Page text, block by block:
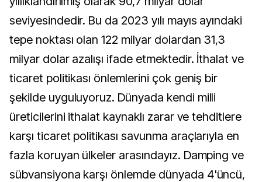
seviyesindedir. Bu da 2023 yılı mayıs ayındaki
tepe noktası olan 122 milyar dolardan 31,3
milyar dolar azalışı ifade etmektedir. İthalat ve
ticaret politikası önlemlerini çok geniş bir
şekilde uyguluyoruz. Dünyada kendi milli
üreticilerini ithalat kaynaklı zarar ve tehditlere
karşı ticaret politikası savunma araçlarıyla en
fazla koruyan ülkeler arasındayız. Damping ve
sübvansiyona karşı önlemde dünyada 4'üncü,